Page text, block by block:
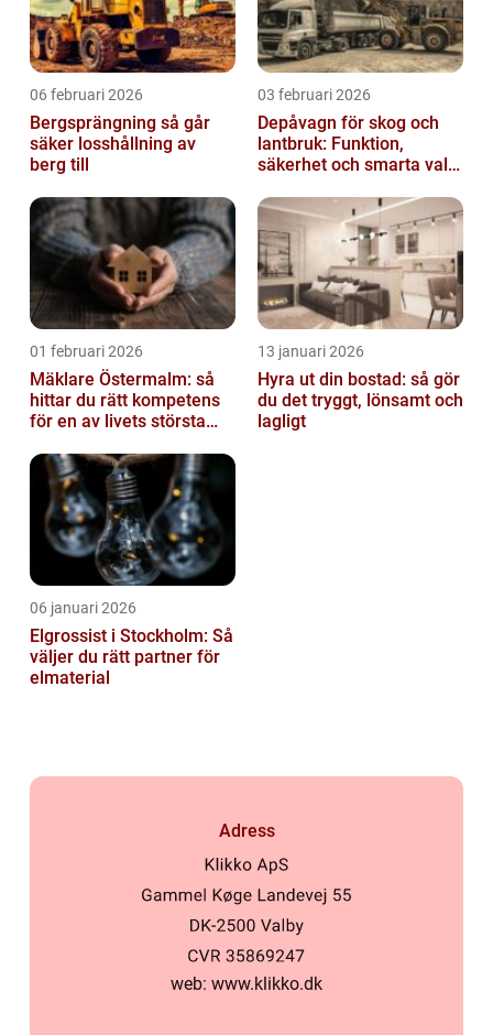
06 februari 2026
Bergsprängning så går
säker losshållning av
berg till
03 februari 2026
Depåvagn för skog och
lantbruk: Funktion,
säkerhet och smarta val
01 februari 2026
Mäklare Östermalm: så
hittar du rätt kompetens
för en av livets största
13 januari 2026
Hyra ut din bostad: så gör
du det tryggt, lönsamt och
lagligt
06 januari 2026
Elgrossist i Stockholm: Så
väljer du rätt partner för
elmaterial
Adress
web: www.klikko.dk